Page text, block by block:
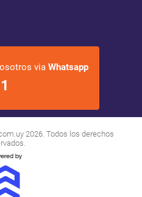
via Whatsapp
2026. Todos los derechos